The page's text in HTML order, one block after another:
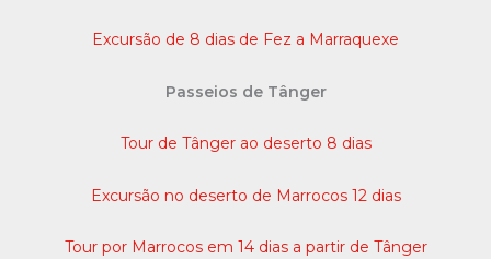
Excursão de 8 dias de Fez a Marraquexe
Passeios de Tânger
Tour de Tânger ao deserto 8 dias
Excursão no deserto de Marrocos 12 dias
Tour por Marrocos em 14 dias a partir de Tânger